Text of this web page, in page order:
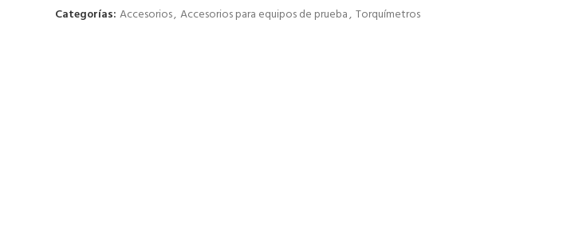
Categorías: Accesorios, Accesorios para equipos de prueba, Torquímetros